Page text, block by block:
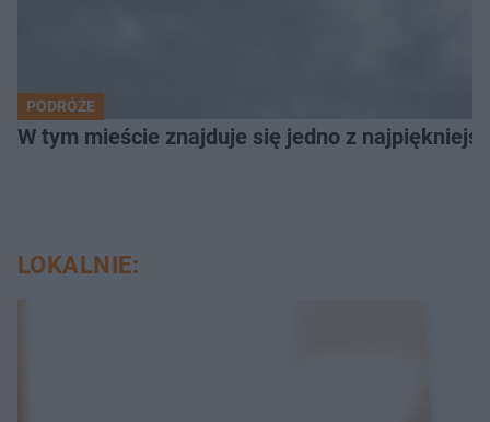
PODRÓŻE
W tym mieście znajduje się jedno z
LOKALNIE: